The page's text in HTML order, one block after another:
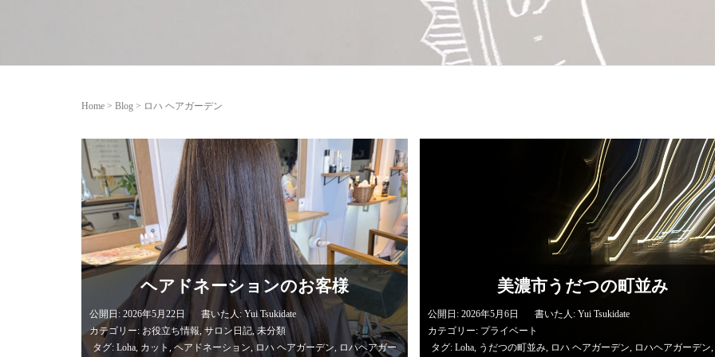
Home > Blog > ロハ ヘアガーデン
ヘアドネーションのお客様
公開日: 2026年5月22日 書いた人:Yui Tsukidate
カテゴリー: お役立ち情報, サロン日記,未分類
タグ: Loha, カット , ヘアドネーション, ロハ ヘアガーデン, ロハヘアガー
美濃市うだつの町並み
公開日: 2026年5月6日 書いた人: Yui Tsukidate
カテゴリー: プライベート
タグ: Loha, うだつの町並み, ロハ ヘアガーデン, ロハヘアガーデン,